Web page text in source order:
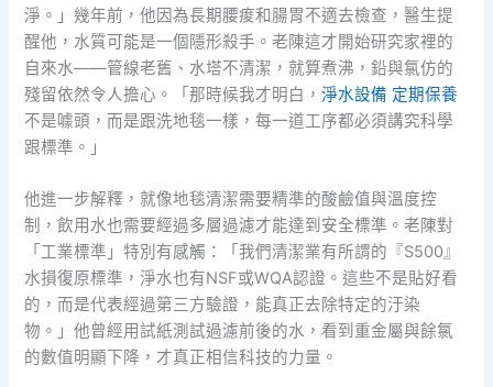
淨。」幾年前，他因為長期腰痠和腸胃不適去檢查，醫生提
醒他，水質可能是一個隱形殺手。老陳這才開始研究家裡的
自來水——管線老舊、水塔不清潔，就算煮沸，鉛與氯仿的
殘留依然令人擔心。「那時候我才明白，淨水設備 定期保養
不是噱頭，而是跟洗地毯一樣，每一道工序都必須講究科學
跟標準。」
他進一步解釋，就像地毯清潔需要精準的酸鹼值與溫度控
制，飲用水也需要經過多層過濾才能達到安全標準。老陳對
「工業標準」特別有感觸：「我們清潔業有所謂的『S500』
水損復原標準，淨水也有NSF或WQA認證。這些不是貼好看
的，而是代表經過第三方驗證，能真正去除特定的汙染
物。」他曾經用試紙測試過濾前後的水，看到重金屬與餘氯
的數值明顯下降，才真正相信科技的力量。